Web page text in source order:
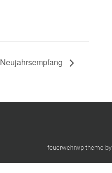
Neujahrsempfang
feuerwehrwp theme by